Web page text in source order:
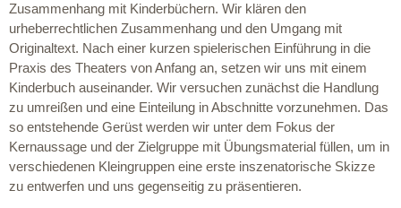
Zusammenhang mit Kinderbüchern. Wir klären den
urheberrechtlichen Zusammenhang und den Umgang mit
Originaltext. Nach einer kurzen spielerischen Einführung in die
Praxis des Theaters von Anfang an, setzen wir uns mit einem
Kinderbuch auseinander. Wir versuchen zunächst die Handlung
zu umreißen und eine Einteilung in Abschnitte vorzunehmen. Das
so entstehende Gerüst werden wir unter dem Fokus der
Kernaussage und der Zielgruppe mit Übungsmaterial füllen, um in
verschiedenen Kleingruppen eine erste inszenatorische Skizze
zu entwerfen und uns gegenseitig zu präsentieren.